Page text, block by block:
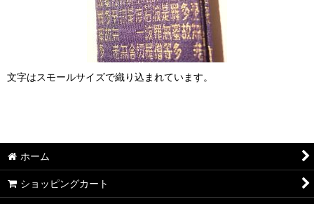
文字はスモールサイズで織り込まれています。
ホーム
ショッピングカート